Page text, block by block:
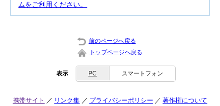
ムをご利用ください。
前のページへ戻る
トップページへ戻る
表示 PC スマートフォン
携帯サイト リンク集 プライバシーポリシー 著作権について